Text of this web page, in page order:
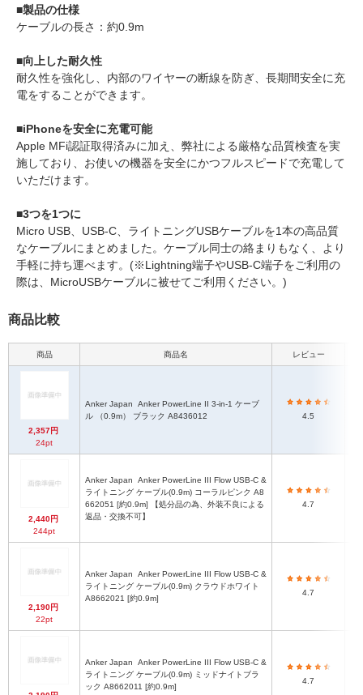
■製品の仕様
ケーブルの長さ：約0.9m
■向上した耐久性
耐久性を強化し、内部のワイヤーの断線を防ぎ、長期間安全に充
電をすることができます。
■iPhoneを安全に充電可能
Apple MFi認証取得済みに加え、弊社による厳格な品質検査を実
施しており、お使いの機器を安全にかつフルスピードで充電して
いただけます。
■3つを1つに
Micro USB、USB-C、ライトニングUSBケーブルを1本の高品質
なケーブルにまとめました。ケーブル同士の絡まりもなく、より
手軽に持ち運べます。(※Lightning端子やUSB-C端子をご利用の
際は、MicroUSBケーブルに被せてご利用ください。)
商品比較
商品 商品名 レビュー
2,357円
24pt
Anker Japan
ル （0.9m） ブラック A8436012
4.5
2,440円
244pt
Anker Japan
ライトニング ケーブル(0.9m) コーラルピンク A8
662051 [約0.9m] 【処分品の為、外装不良による
返品・交換不可】
4.7
2,190円
22pt
Anker Japan
ライトニング ケーブル(0.9m) クラウドホワイト
A8662021 [約0.9m]
4.7
Anker Japan
ライトニング ケーブル(0.9m) ミッドナイトブラ
ック A8662011 [約0.9m]
4.7